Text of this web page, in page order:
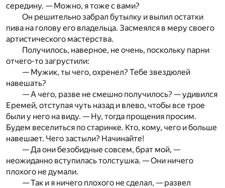
середину. — Можно, я тоже с вами?
Он решительно забрал бутылку и вылил остатки
пива на голову его владельца. Засмеялся в меру своего
артистического мастерства.
Получилось, наверное, не очень, поскольку парни
отчего-то загрустили:
— Мужик, ты чего, охренел? Тебе звездюлей
навешать?
— А чего, разве не смешно получилось? — удивился
Еремей, отступая чуть назад и влево, чтобы все трое
были у него на виду. — Ну, тогда прощения просим.
Будем веселиться по старинке. Кто, кому, чего и больше
навешает. Чего застыли? Начинайте!
— Да они безобидные совсем, брат мой, —
неожиданно вступилась толстушка. — Они ничего
плохого не думали.
— Так и я ничего плохого не сделал, — развел